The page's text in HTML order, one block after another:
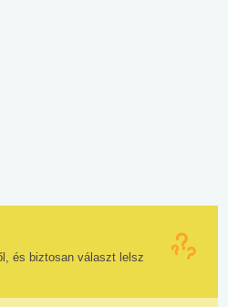
és biztosan választ lelsz